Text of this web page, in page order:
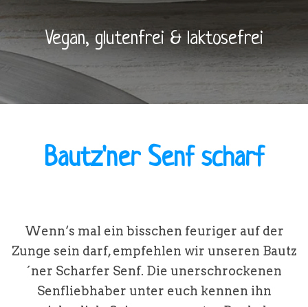
Vegan, glutenfrei & laktosefrei
Bautz'ner Senf scharf
Wenn‘s mal ein bisschen feuriger auf der
Zunge sein darf, empfehlen wir unseren Bautz
´ner Scharfer Senf. Die unerschrockenen
Senfliebhaber unter euch kennen ihn